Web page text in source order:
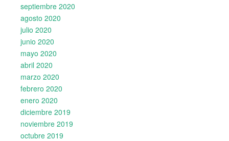
septiembre 2020
agosto 2020
julio 2020
junio 2020
mayo 2020
abril 2020
marzo 2020
febrero 2020
enero 2020
diciembre 2019
noviembre 2019
octubre 2019